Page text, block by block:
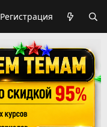
Регистрация